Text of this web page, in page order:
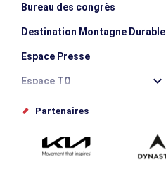
Bureau des congrès
Destination Montagne Durable
Espace Presse
Espace TO
Offices de tourisme
Proposez votre évènement
Partenaires